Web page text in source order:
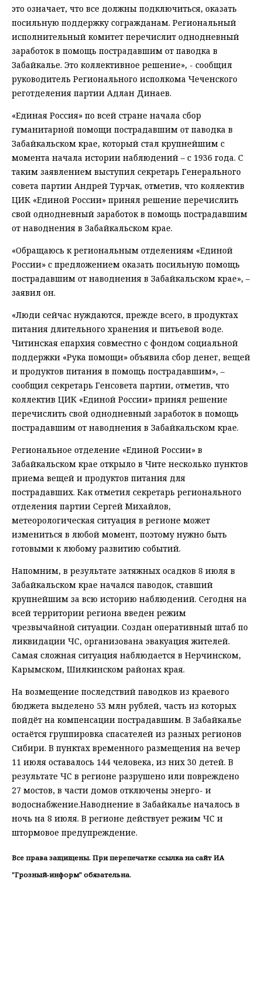
это означает, что все должны подключиться, оказать
посильную поддержку согражданам. Региональный
исполнительный комитет перечислит однодневный
заработок в помощь пострадавшим от паводка в
Забайкалье. Это коллективное решение», - сообщил
руководитель Регионального исполкома Чеченского
реготделения партии Адлан Динаев.
«Единая Россия» по всей стране начала сбор
гуманитарной помощи пострадавшим от паводка в
Забайкальском крае, который стал крупнейшим с
момента начала истории наблюдений – с 1936 года. С
таким заявлением выступил секретарь Генерального
совета партии Андрей Турчак, отметив, что коллектив
ЦИК «Единой России» принял решение перечислить
свой однодневный заработок в помощь пострадавшим
от наводнения в Забайкальском крае.
«Обращаюсь к региональным отделениям «Единой
России» с предложением оказать посильную помощь
пострадавшим от наводнения в Забайкальском крае», –
заявил он.
«Люди сейчас нуждаются, прежде всего, в продуктах
питания длительного хранения и питьевой воде.
Читинская епархия совместно с фондом социальной
поддержки «Рука помощи» объявила сбор денег, вещей
и продуктов питания в помощь пострадавшим», –
сообщил секретарь Генсовета партии, отметив, что
коллектив ЦИК «Единой России» принял решение
перечислить свой однодневный заработок в помощь
пострадавшим от наводнения в Забайкальском крае.
Региональное отделение «Единой России» в
Забайкальском крае открыло в Чите несколько пунктов
приема вещей и продуктов питания для
пострадавших. Как отметил секретарь регионального
отделения партии Сергей Михайлов,
метеорологическая ситуация в регионе может
измениться в любой момент, поэтому нужно быть
готовыми к любому развитию событий.
Напомним, в результате затяжных осадков 8 июля в
Забайкальском крае начался паводок, ставший
крупнейшим за всю историю наблюдений. Сегодня на
всей территории региона введен режим
чрезвычайной ситуации. Создан оперативный штаб по
ликвидации ЧС, организована эвакуация жителей.
Самая сложная ситуация наблюдается в Нерчинском,
Карымском, Шилкинском районах края.
На возмещение последствий паводков из краевого
бюджета выделено 53 млн рублей, часть из которых
пойдёт на компенсации пострадавшим. В Забайкалье
остаётся группировка спасателей из разных регионов
Сибири. В пунктах временного размещения на вечер
11 июля оставалось 144 человека, из них 30 детей. В
результате ЧС в регионе разрушено или повреждено
27 мостов, в части домов отключены энерго- и
водоснабжение.Наводнение в Забайкалье началось в
ночь на 8 июля. В регионе действует режим ЧС и
штормовое предупреждение.
Все права защищены. При перепечатке ссылка на сайт ИА
"Грозный-информ" обязательна.